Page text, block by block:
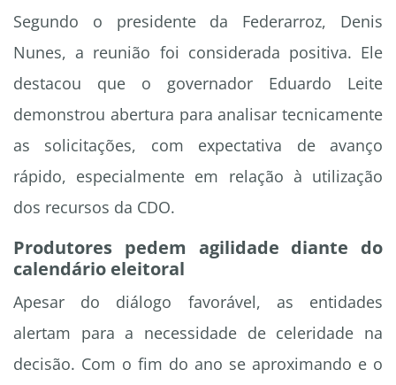
Segundo o presidente da Federarroz, Denis
Nunes, a reunião foi considerada positiva. Ele
destacou que o governador Eduardo Leite
demonstrou abertura para analisar tecnicamente
as solicitações, com expectativa de avanço
rápido, especialmente em relação à utilização
dos recursos da CDO.
Produtores pedem agilidade diante do
calendário eleitoral
Apesar do diálogo favorável, as entidades
alertam para a necessidade de celeridade na
decisão. Com o fim do ano se aproximando e o